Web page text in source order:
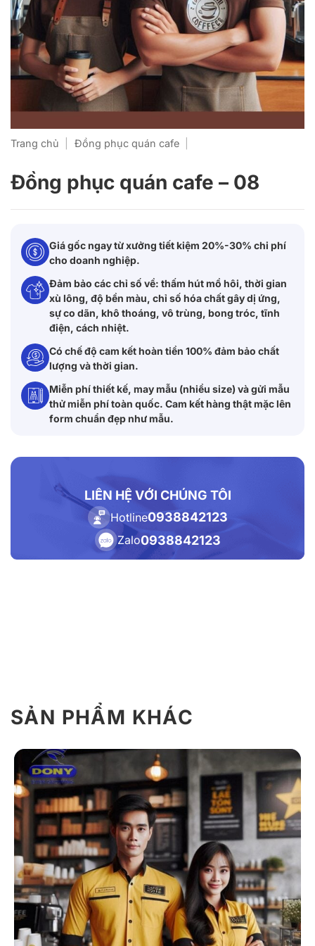
Trang chủ Đồng phục quán cafe
Đồng phục quán cafe – 08
Giá gốc ngay từ xưởng tiết kiệm 20%-30% chi phí
cho doanh nghiệp.
Đảm bảo các chỉ số về: thấm hút mồ hôi, thời gian
xù lông, độ bền màu, chỉ số hóa chất gây dị ứng,
sự co dãn, khô thoáng, vô trùng, bong tróc, tĩnh
điện, cách nhiệt.
Có chế độ cam kết hoàn tiền 100% đảm bảo chất
lượng và thời gian.
Miễn phí thiết kế, may mẫu (nhiều size) và gửi mẫu
thử miễn phí toàn quốc. Cam kết hàng thật mặc lên
form chuẩn đẹp như mẫu.
LIÊN HỆ VỚI CHÚNG TÔI
Hotline0938842123
Zalo0938842123
SẢN PHẨM KHÁC